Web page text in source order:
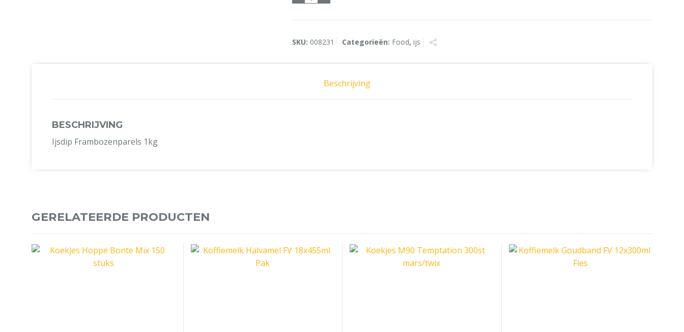
SKU: 008231 Categorieën: Food,ijs
Beschrijving
BESCHRIJVING
Ijsdip Frambozenparels 1kg
GERELATEERDE PRODUCTEN